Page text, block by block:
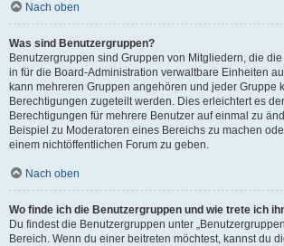
Nach oben
Was sind Benutzergruppen?
Benutzergruppen sind Gruppen von Mitgliedern, die
in für die Board-Administration verwaltbare Einheiten
kann mehreren Gruppen angehören und jeder Gruppe
Berechtigungen zugeteilt werden. Dies erleichtert es
Berechtigungen für mehrere Benutzer auf einmal zu
Beispiel zu Moderatoren eines Bereichs zu machen
einem nichtöffentlichen Forum zu geben.
Nach oben
Wo finde ich die Benutzergruppen und wie trete ich
Du findest die Benutzergruppen unter
Bereich. Wenn du einer beitreten möchtest, kannst du